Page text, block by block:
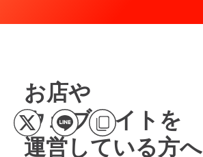
お店や
ウェブサイトを
運営している方へ